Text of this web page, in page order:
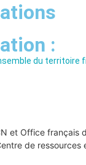
:
du territoire
et Office français
de ressources